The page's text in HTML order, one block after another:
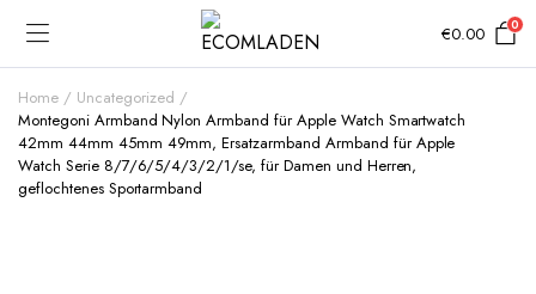
€0.00 0
Home
Uncategorized
Montegoni Armband Nylon Armband für Apple Watch Smartwatch
42mm 44mm 45mm 49mm, Ersatzarmband Armband für Apple
Watch Serie 8/7/6/5/4/3/2/1/se, für Damen und Herren,
geflochtenes Sportarmband